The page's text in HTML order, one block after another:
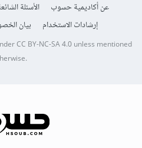
عن أكاديمية حسوب الأسئلة الشائعة
إرشادات الاستخدام
بيان
CC BY-NC-SA 4.0unless mentioned